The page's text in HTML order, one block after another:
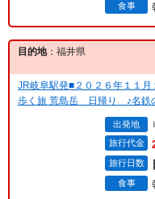
食事
目的地：福井県
JR岐阜駅発■２０２６年１１
歩く旅 荒島岳 日帰り ♪名鉄
出発地
旅行代金
旅行日数
食事